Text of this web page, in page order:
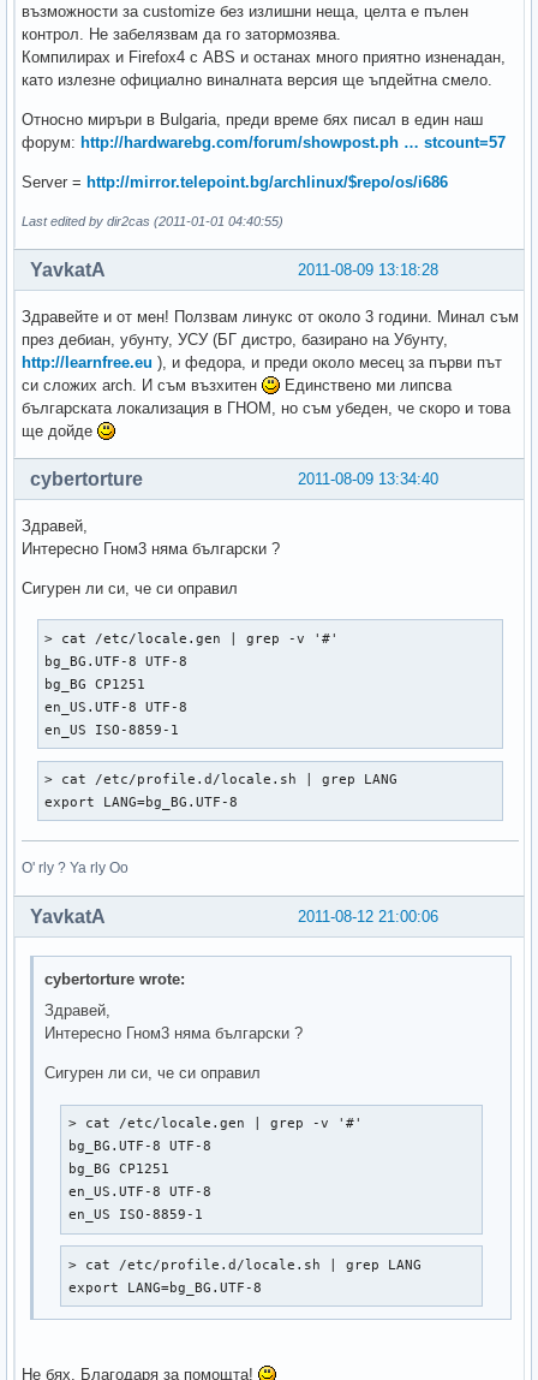
възможности за customize без излишни неща, целта е пълен
контрол. Не забелязвам да го затормозява.
Компилирах и Firefox4 с ABS и останах много приятно изненадан,
като излезне официално виналната версия ще ъпдейтна смело.
Относно миръри в Bulgaria, преди време бях писал в един наш
форум: http://hardwarebg.com/forum/showpost.ph … stcount=57
Server = http://mirror.telepoint.bg/archlinux/$repo/os/i686
Last edited by dir2cas (2011-01-01 04:40:55)
2011-08-09 13:18:28
YavkatA
Здравейте и от мен! Ползвам линукс от около 3 години. Минал съм
през дебиан, убунту, УСУ (БГ дистро, базирано на Убунту,
http://learnfree.eu ), и федора, и преди около месец за първи път
си сложих arch. И съм възхитен
Единствено ми липсва
българската локализация в ГНОМ, но съм убеден, че скоро и това
ще дойде
2011-08-09 13:34:40
cybertorture
Здравей,
Интересно Гном3 няма български ?
Сигурен ли си, че си оправил
> cat /etc/locale.gen | grep -v '#'
bg_BG.UTF-8 UTF-8
bg_BG CP1251
en_US.UTF-8 UTF-8
en_US ISO-8859-1
> cat /etc/profile.d/locale.sh | grep LANG
export LANG=bg_BG.UTF-8
O' rly ? Ya rly Oo
2011-08-12 21:00:06
YavkatA
cybertorture wrote:
Здравей,
Интересно Гном3 няма български ?
Сигурен ли си, че си оправил
> cat /etc/locale.gen | grep -v '#'
bg_BG.UTF-8 UTF-8
bg_BG CP1251
en_US.UTF-8 UTF-8
en_US ISO-8859-1
> cat /etc/profile.d/locale.sh | grep LANG
export LANG=bg_BG.UTF-8
Не бях. Благодаря за помощта!